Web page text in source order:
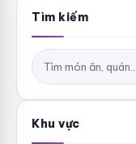
Tìm kiếm
Tìm
Khu vực